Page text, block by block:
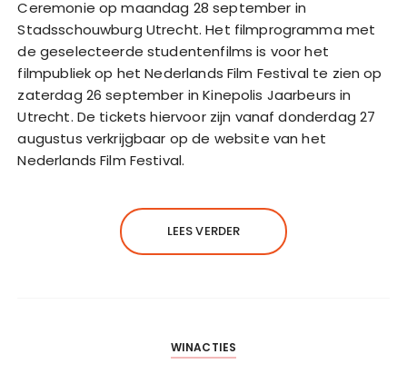
Ceremonie op maandag 28 september in
Stadsschouwburg Utrecht. Het filmprogramma met
de geselecteerde studentenfilms is voor het
filmpubliek op het Nederlands Film Festival te zien op
zaterdag 26 september in Kinepolis Jaarbeurs in
Utrecht. De tickets hiervoor zijn vanaf donderdag 27
augustus verkrijgbaar op de website van het
Nederlands Film Festival.
LEES VERDER
WINACTIES